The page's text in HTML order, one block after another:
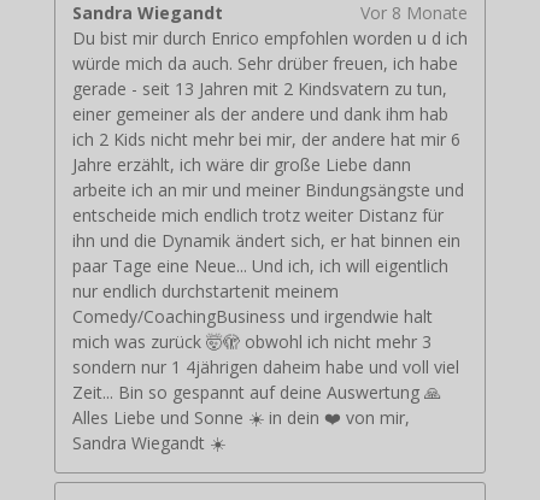
Sandra Wiegandt
Vor 8 Monate
Du bist mir durch Enrico empfohlen worden u d ich
würde mich da auch. Sehr drüber freuen, ich habe
gerade - seit 13 Jahren mit 2 Kindsvatern zu tun,
einer gemeiner als der andere und dank ihm hab
ich 2 Kids nicht mehr bei mir, der andere hat mir 6
Jahre erzählt, ich wäre dir große Liebe dann
arbeite ich an mir und meiner Bindungsängste und
entscheide mich endlich trotz weiter Distanz für
ihn und die Dynamik ändert sich, er hat binnen ein
paar Tage eine Neue... Und ich, ich will eigentlich
nur endlich durchstartenit meinem
Comedy/CoachingBusiness und irgendwie halt
mich was zurück 🤯🫣 obwohl ich nicht mehr 3
sondern nur 1 4jährigen daheim habe und voll viel
Zeit... Bin so gespannt auf deine Auswertung 🙏
Alles Liebe und Sonne ☀️ in dein ❤️ von mir,
Sandra Wiegandt ☀️